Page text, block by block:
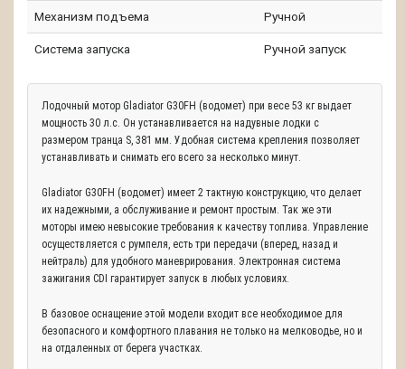
Механизм подъема Ручной
Система запуска Ручной запуск
Лодочный мотор Gladiator G30FH (водомет) при весе 53 кг выдает
мощность 30 л.с. Он устанавливается на надувные лодки с
размером транца S, 381 мм. Удобная система крепления позволяет
устанавливать и снимать его всего за несколько минут.
Gladiator G30FH (водомет) имеет 2 тактную конструкцию, что делает
их надежными, а обслуживание и ремонт простым. Так же эти
моторы имею невысокие требования к качеству топлива. Управление
осуществляется с румпеля, есть три передачи (вперед, назад и
нейтраль) для удобного маневрирования. Электронная система
зажигания CDI гарантирует запуск в любых условиях.
В базовое оснащение этой модели входит все необходимое для
безопасного и комфортного плавания не только на мелководье, но и
на отдаленных от берега участках.